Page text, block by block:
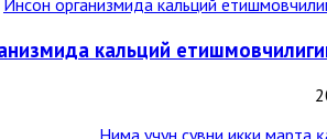
кальций